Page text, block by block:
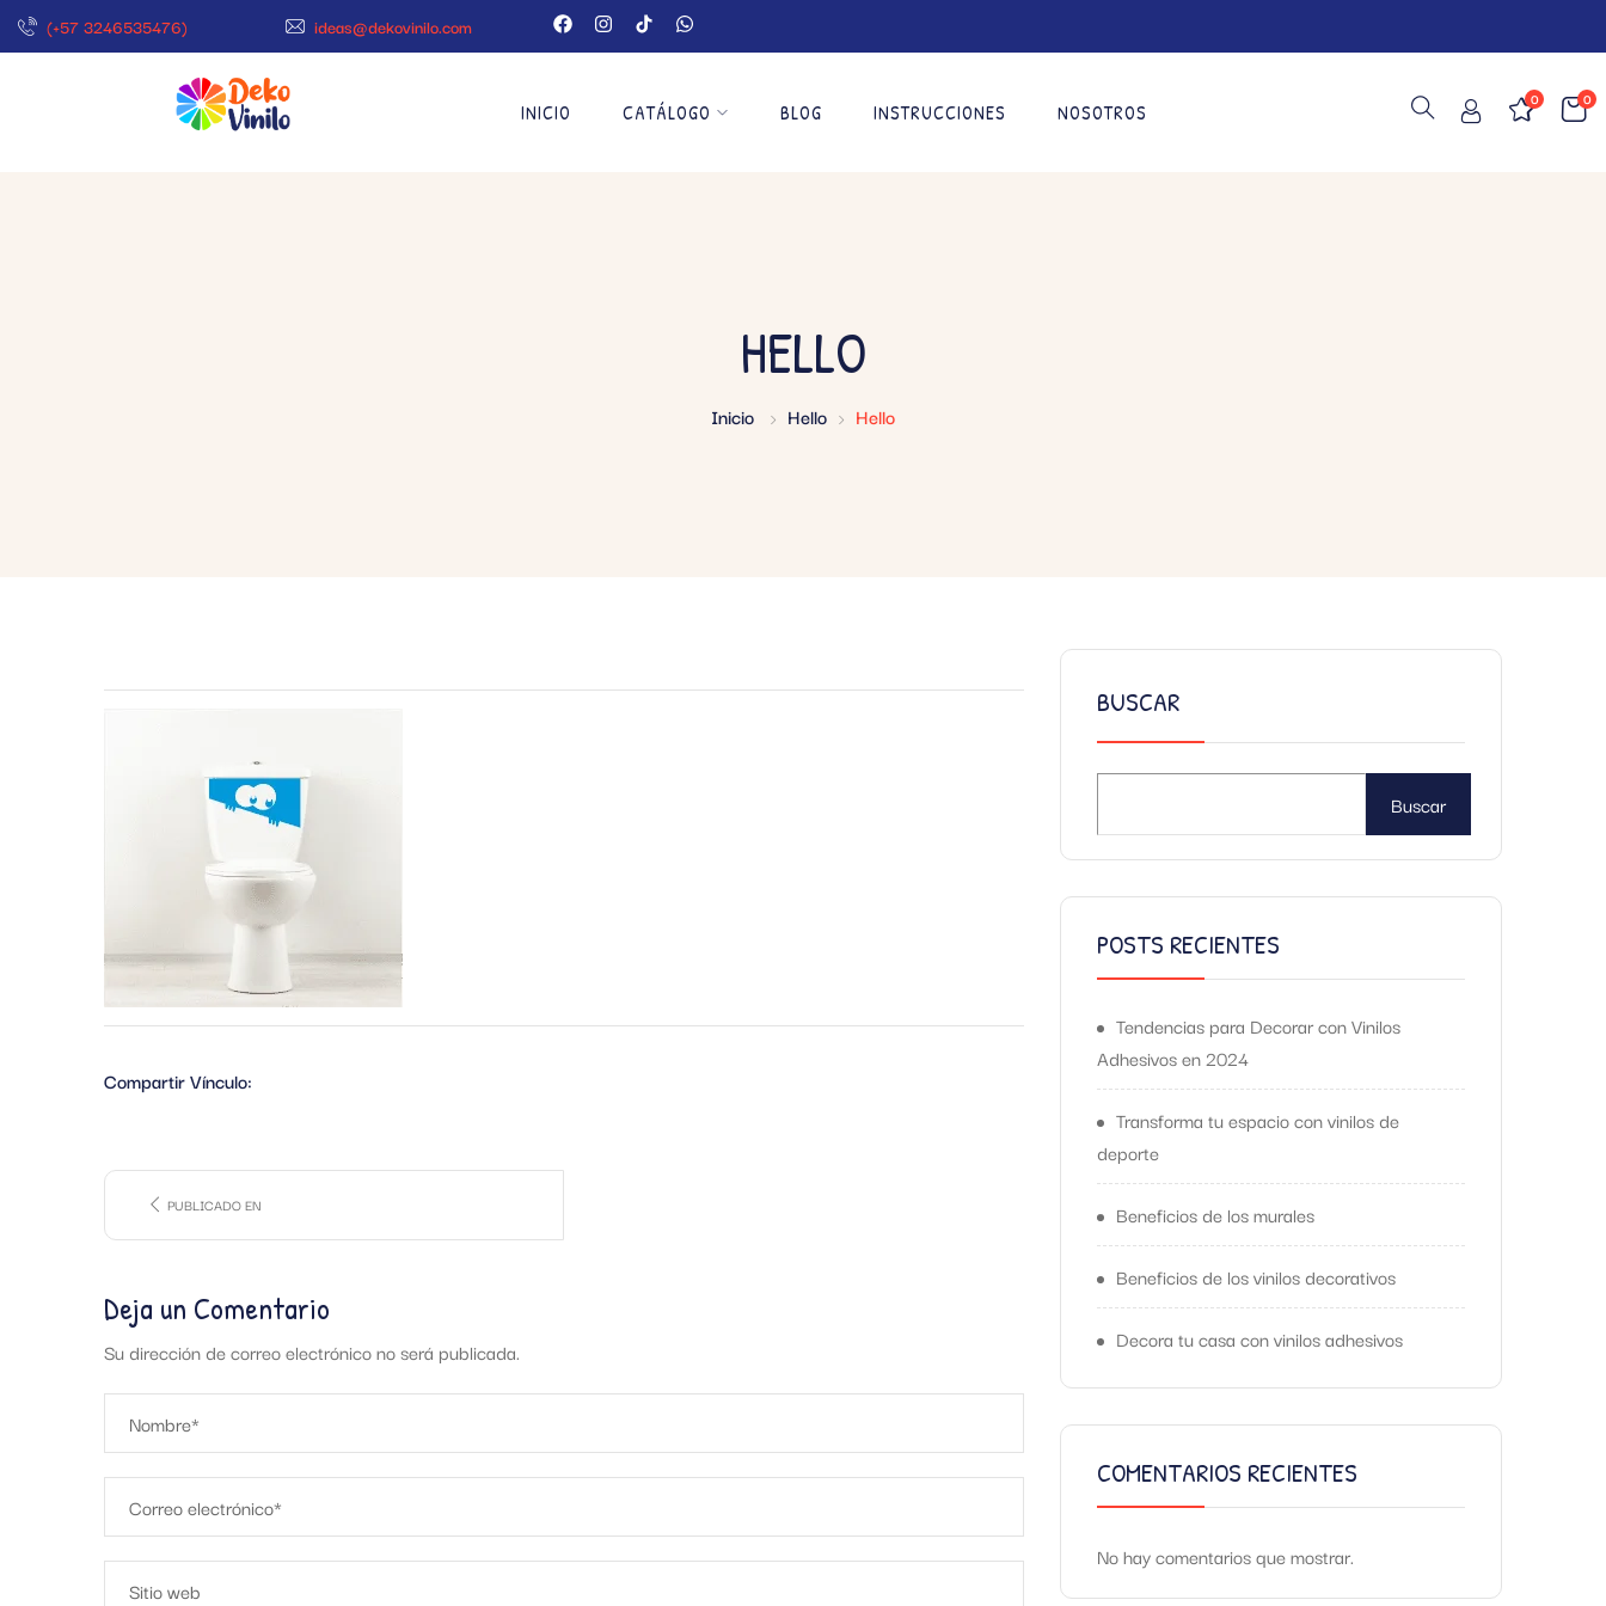
(+57 3246535476) ideas@dekovinilo.com
INICIO CATÁLOGO BLOG INSTRUCCIONES NOSOTROS
0
0
HELLO
Inicio Hello Hello
Compartir Vínculo:
PUBLICADO EN
Deja un Comentario
Su dirección de correo electrónico no será publicada.
BUSCAR
Buscar
POSTS RECIENTES
Tendencias para Decorar con Vinilos
Adhesivos en 2024
Transforma tu espacio con vinilos de
deporte
Beneficios de los murales
Beneficios de los vinilos decorativos
Decora tu casa con vinilos adhesivos
COMENTARIOS RECIENTES
No hay comentarios que mostrar.